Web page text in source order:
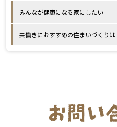
みんなが健康になる家にしたい
共働きにおすすめの住まいづくりは